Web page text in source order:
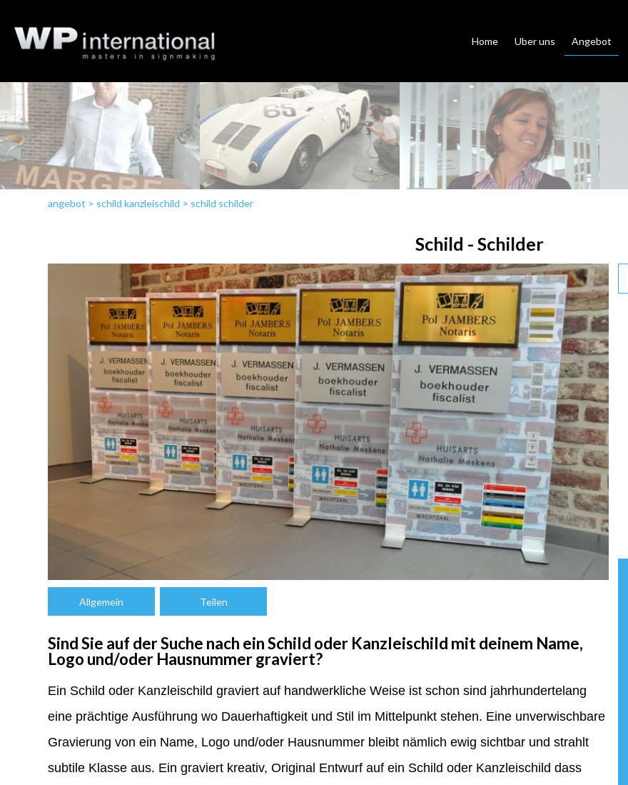
Home Uber uns Angebot
angebot > schild kanzleischild > schild schilder
Schild - Schilder
Allgemein Teilen
Sind Sie auf der Suche nach ein Schild oder Kanzleischild mit deinem Name,
Logo und/oder Hausnummer graviert?
Ein Schild oder Kanzleischild graviert auf handwerkliche Weise ist schon sind jahrhundertelang
eine prächtige Ausführung wo Dauerhaftigkeit und Stil im Mittelpunkt stehen. Eine unverwischbare
Gravierung von ein Name, Logo und/oder Hausnummer bleibt nämlich ewig sichtbar und strahlt
subtile Klasse aus. Ein graviert kreativ, Original Entwurf auf ein Schild oder Kanzleischild dass